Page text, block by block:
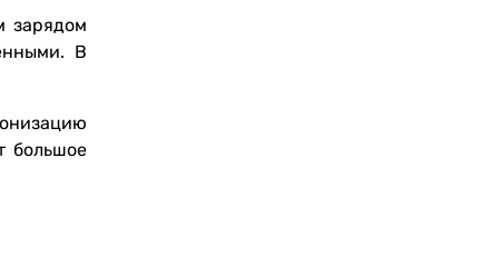
зарядом
В
большое